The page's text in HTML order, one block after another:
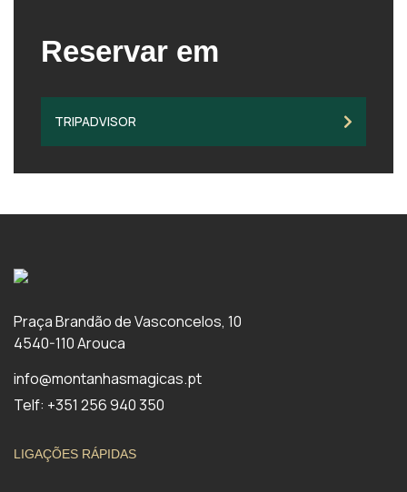
Reservar em
TRIPADVISOR
Praça Brandão de Vasconcelos, 10
4540-110 Arouca
info@montanhasmagicas.pt
Telf: +351 256 940 350
LIGAÇÕES RÁPIDAS